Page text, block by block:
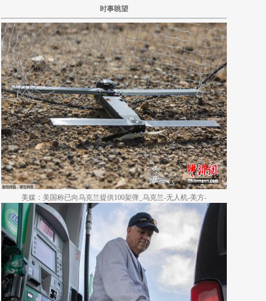
时事眺望
美媒：美国称已向乌克兰提供100架弹_乌克兰-无人机-美方-